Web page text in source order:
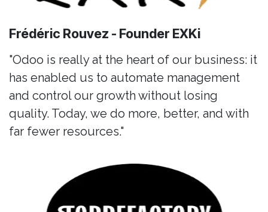
Frédéric Rouvez - Founder EXKi
"Odoo is really at the heart of our business: it
has enabled us to automate management
and control our growth without losing
quality. Today, we do more, better, and with
far fewer resources."